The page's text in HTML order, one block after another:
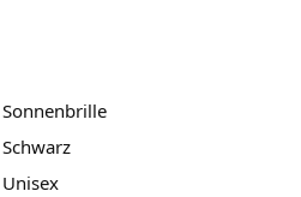
Sonnenbrille
Schwarz
Unisex